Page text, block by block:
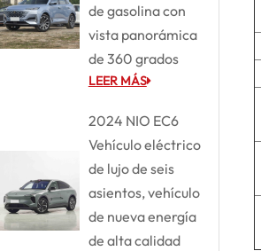
de gasolina con
vista panorámica
de 360 grados
LEER MÁS
2024 NIO EC6
Vehículo eléctrico
de lujo de seis
asientos, vehículo
de nueva energía
de alta calidad